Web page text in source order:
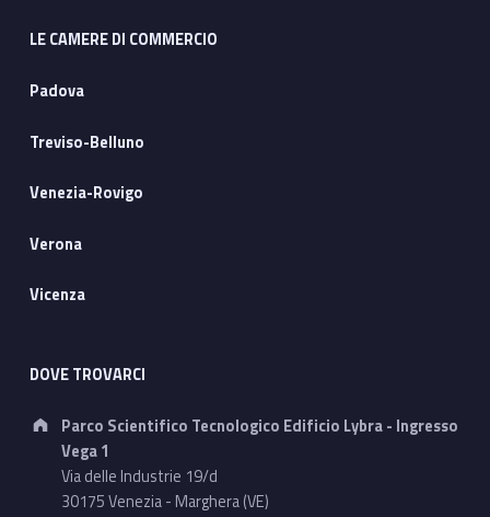
LE CAMERE DI COMMERCIO
Padova
Treviso-Belluno
Venezia-Rovigo
Verona
Vicenza
DOVE TROVARCI
Address:
Parco Scientifico Tecnologico Edificio Lybra - Ingresso
Vega 1
Via delle Industrie 19/d
30175 Venezia - Marghera (VE)